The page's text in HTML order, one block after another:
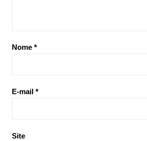
Nome *
E-mail *
Site